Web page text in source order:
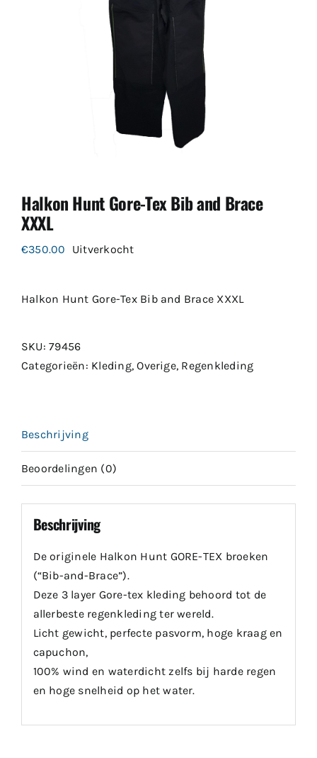
Halkon Hunt Gore-Tex Bib and Brace
XXXL
€350.00 Uitverkocht
Halkon Hunt Gore-Tex Bib and Brace XXXL
SKU:79456
Categorieën: Kleding,Overige, Regenkleding
Beschrijving
Beoordelingen (0)
Beschrijving
De originele Halkon Hunt GORE-TEX broeken
(“Bib-and-Brace”).
Deze 3 layer Gore-tex kleding behoord tot de
allerbeste regenkleding ter wereld.
Licht gewicht, perfecte pasvorm, hoge kraag en
capuchon,
100% wind en waterdicht zelfs bij harde regen
en hoge snelheid op het water.